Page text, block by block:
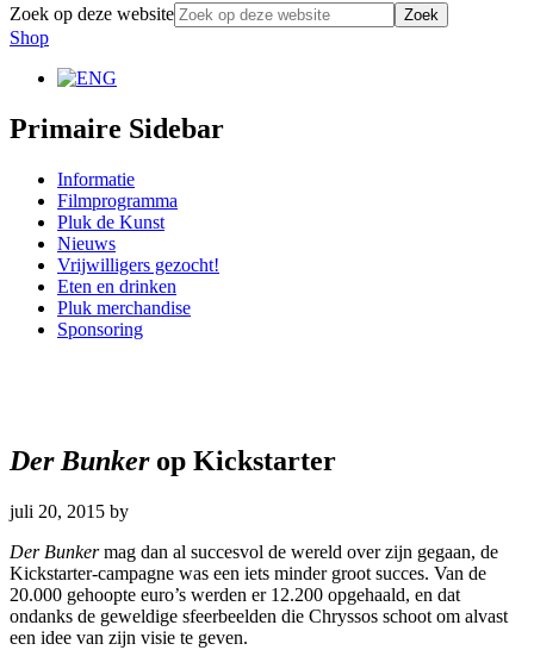
Zoek op deze website
Shop
Primaire Sidebar
Informatie
Filmprogramma
Pluk de Kunst
Nieuws
Vrijwilligers gezocht!
Eten en drinken
Pluk merchandise
Sponsoring
Der Bunkerop Kickstarter
juli 20, 2015 by
Der Bunkermag dan al succesvol de wereld over zijn gegaan, de
Kickstarter-campagne was een iets minder groot succes. Van de
20.000 gehoopte euro’s werden er 12.200 opgehaald, en dat
ondanks de geweldige sfeerbeelden die Chryssos schoot om alvast
een idee van zijn visie te geven.